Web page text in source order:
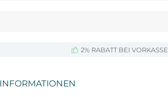
2% RABATT BEI VORKASSE
INFORMATIONEN